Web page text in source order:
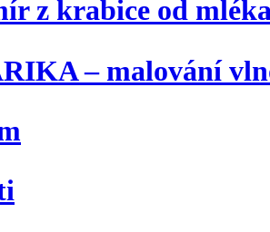
z krabice od
– malování